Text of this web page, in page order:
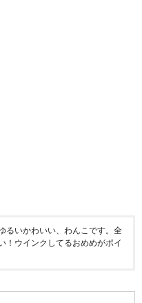
るいかわいい、わんこです。全
！ウインクしてるおめめがポイ